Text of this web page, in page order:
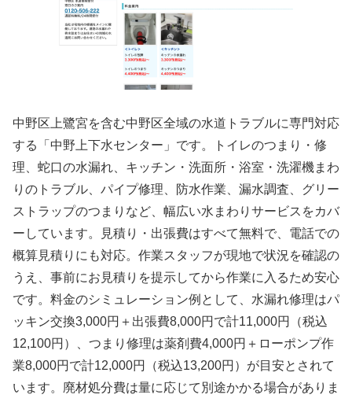
中野区上鷺宮を含む中野区全域の水道トラブルに専門対応
する「中野上下水センター」です。トイレのつまり・修
理、蛇口の水漏れ、キッチン・洗面所・浴室・洗濯機まわ
りのトラブル、パイプ修理、防水作業、漏水調査、グリー
ストラップのつまりなど、幅広い水まわりサービスをカバ
ーしています。見積り・出張費はすべて無料で、電話での
概算見積りにも対応。作業スタッフが現地で状況を確認の
うえ、事前にお見積りを提示してから作業に入るため安心
です。料金のシミュレーション例として、水漏れ修理はパ
ッキン交換3,000円＋出張費8,000円で計11,000円（税込
12,100円）、つまり修理は薬剤費4,000円＋ローポンプ作
業8,000円で計12,000円（税込13,200円）が目安とされて
います。廃材処分費は量に応じて別途かかる場合がありま